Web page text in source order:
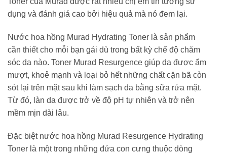
dụng và đánh giá cao bởi hiệu quả mà nó đem lại.
Nước hoa hồng Murad Hydrating Toner là sản phẩm
cần thiết cho mỗi bạn gái dù trong bất kỳ chế độ chăm
sóc da nào. Toner Murad Resurgence giúp da được ẩm
mượt, khoẻ mạnh và loại bỏ hết những chất cặn bã còn
sót lại trên mặt sau khi làm sạch da bằng sữa rửa mặt.
Từ đó, làn da được trở về độ pH tự nhiên và trở nên
mềm mịn dài lâu.
Đặc biệt nước hoa hồng Murad Resurgence Hydrating
Toner là một trong những đứa con cưng thuộc dòng